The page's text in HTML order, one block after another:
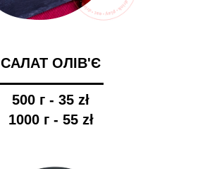
500 г - 35 zł
1000 г - 55 zł
САЛАТ ОЛІВ'Є